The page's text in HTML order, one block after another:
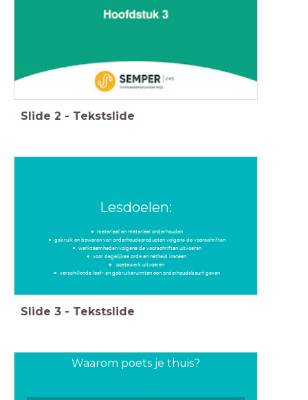
Slide 2 - Tekstslide
Lesdoelen:
materiaal en materieel onderhouden
gebruik en bewaren van onderhoudsproducten volgens de voorschriften
werkzaamheden volgens de voorschriften uitvoeren
voor dagelijkse orde en netheid instaan
poetswerk uitvoeren
verschillende leef- en gebruiksruimten een onderhoudsbeurt geven
Slide 3 - Tekstslide
Waarom poets je thuis?